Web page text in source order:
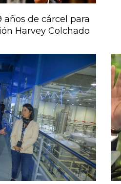
años de cárcel para
Harvey Colchado